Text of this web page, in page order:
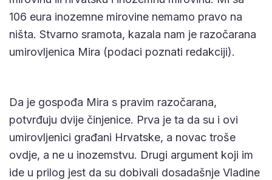
106 eura inozemne mirovine nemamo pravo na
ništa. Stvarno sramota, kazala nam je razočarana
umirovljenica Mira (podaci poznati redakciji).
Da je gospođa Mira s pravim razočarana,
potvrđuju dvije činjenice. Prva je ta da su i ovi
umirovljenici građani Hrvatske, a novac troše
ovdje, a ne u inozemstvu. Drugi argument koji im
ide u prilog jest da su dobivali dosadašnje Vladine